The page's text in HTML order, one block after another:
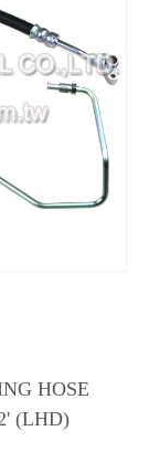
HOSE
(LHD)